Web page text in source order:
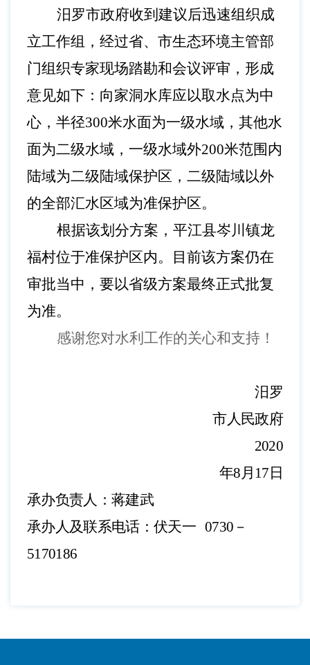
汨罗市政府收到 建议后迅速组织成
立工作组，经过省、市生态环境主管部
门组织专家现场踏勘和会议评审，形成
意见如下：向家洞水库应以取水点为中
心，半径300米水面为一级水域，其他水
面为二级水域，一级水域外200米范围内
陆域为二级陆域保护区，二级陆域以外
的全部汇水区域为准保护区。
根据该划分方案，平江县岑川镇龙
福村位于准保护区内。目前该方案仍在
审批当中，要以省级方案最终正式批复
为准。
感谢您对水利工作的关心和支持！
汨罗
市人民政府
2020
年8月 17 日
承办负责人：蒋建武
承办人及联系电话：伏天一 0730－
5170186